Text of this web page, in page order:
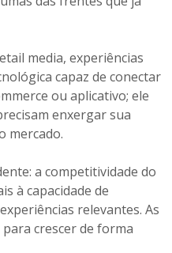
media, experiências
capaz de conectar
ou aplicativo; ele
enxergar sua
mercado.
a competitividade do
à capacidade de
relevantes. As
crescer de forma